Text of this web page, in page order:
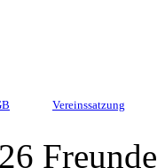
Vereinssatzung